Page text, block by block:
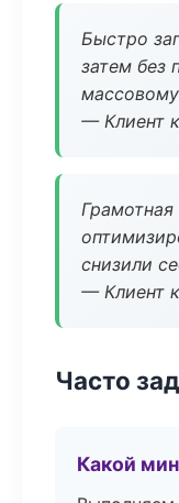
Быстро
затем без
— Клиент
снизили
— Клиент
Часто
Какой